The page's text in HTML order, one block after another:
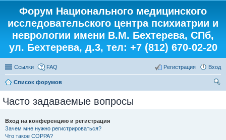
Форум Национального медицинского
исследовательского центра психиатрии и
неврологии имени В.М. Бехтерева, СПб,
ул. Бехтерева, д.3, тел: +7 (812) 670-02-20
Ссылки FAQ Вход
Регистрация
Список форумов
Часто задаваемые вопросы
Вход на конференцию и регистрация
Зачем мне нужно регистрироваться?
Что такое COPPA?